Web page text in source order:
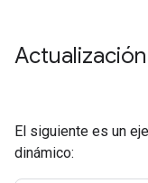
El siguiente es un
dinámico: